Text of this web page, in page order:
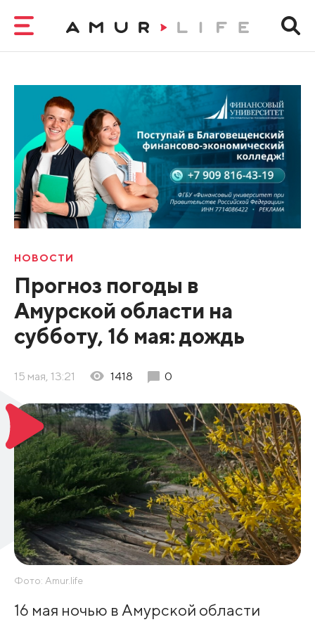
НОВОСТИ
Прогноз погоды в
Амурской области на
субботу, 16 мая: дождь
15 мая, 13:21 1418 0
Фото: Amur.life
16 мая ночью в Амурской области